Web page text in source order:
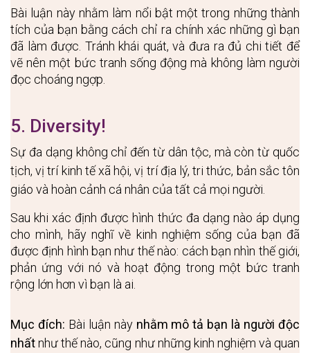
Bài luận này nhằm làm nổi bật một trong những thành
tích của bạn bằng cách chỉ ra chính xác những gì bạn
đã làm được. Tránh khái quát, và đưa ra đủ chi tiết để
vẽ nên một bức tranh sống động mà không làm người
đọc choáng ngợp.
5. Diversity!
Sự đa dạng không chỉ đến từ dân tộc, mà còn từ quốc
tịch, vị trí kinh tế xã hội, vị trí địa lý, tri thức, bản sắc tôn
giáo và hoàn cảnh cá nhân của tất cả mọi người.
Sau khi xác định được hình thức đa dạng nào áp dụng
cho mình, hãy nghĩ về kinh nghiệm sống của bạn đã
được định hình bạn như thế nào: cách bạn nhìn thế giới,
phản ứng với nó và hoạt động trong một bức tranh
rộng lớn hơn vì bạn là ai.
Mục đích: Bài luận này nhằm mô tả bạn là người độc
nhất như thế nào, cũng như những kinh nghiệm và quan